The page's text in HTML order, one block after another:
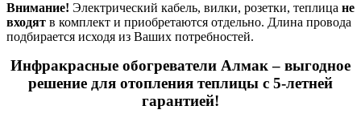
Внимание! Электрический кабель, вилки, розетки, теплица не
входят в комплект и приобретаются отдельно. Длина провода
подбирается исходя из Ваших потребностей.
Инфракрасные обогреватели Алмак – выгодное
решение для отопления теплицы с 5-летней
гарантией!